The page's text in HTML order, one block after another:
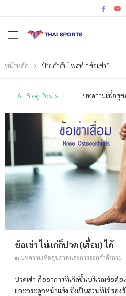
หน้าหลัก ป้ายกำกับโพสท์ “ข้อเข่า”
All Blog Posts 1 บทความเพื่อสุข
ข้อเข่า ไม่แก่ก็ปวด (เสื่อม) ได้
in บทความเพื่อสุขภาพและการออกกำลังกาย
ปวดเข่า คืออาการที่เกิดขึ้นบริเวณข้อต่อ
และกระดูกหน้าแข้ง ซึ่งเป็นส่วนที่ใช้รอง